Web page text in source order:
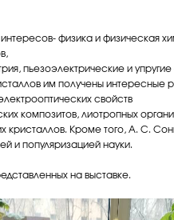
физика и физическая
пьезоэлектрические и упругие
им получены интересные
свойств
композитов, лиотропных
кристаллов. Кроме того, А. С.
и популяризацией науки.
на выставке.